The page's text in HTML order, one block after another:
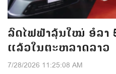
ລົດໄຟຟ້າລຸ້ນໃໝ່ ອໍລາ
ແລ້ວໃນຕະຫລາດລາວ
7/28/2026 11:25:08 AM